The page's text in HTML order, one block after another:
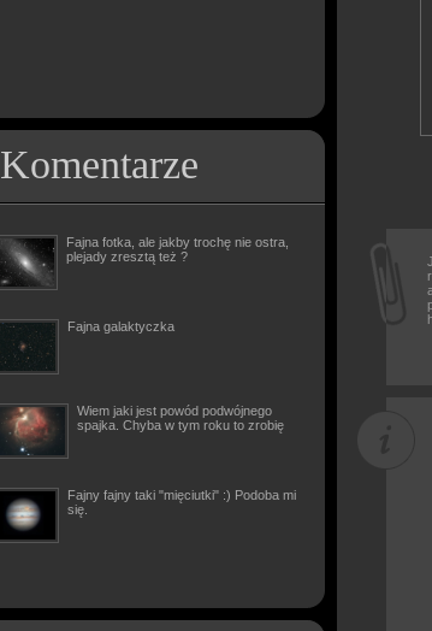
Komentarze
Fajna fotka, ale jakby trochę nie ostra,
plejady zresztą też ?
Fajna galaktyczka
Wiem jaki jest powód podwójnego
spajka. Chyba w tym roku to zrobię
Fajny fajny taki "mięciutki" :) Podoba mi
się.